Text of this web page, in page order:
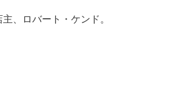
、ロバート・ケンド。